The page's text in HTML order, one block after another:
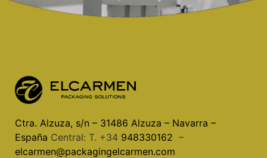
Ctra. Alzuza, s/n – 31486 Alzuza – Navarra –
España Central: T. +34 948330162 –
elcarmen@packagingelcarmen.com